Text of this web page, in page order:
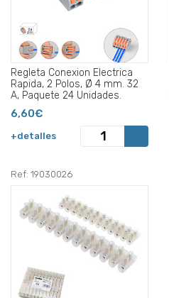
Regleta Conexion Electrica
Rapida, 2 Polos, Ø 4 mm. 32
A, Paquete 24 Unidades.
6,60€
+detalles
Ref: 19030026